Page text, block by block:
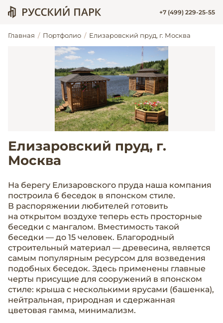
+7 (499) 229-25-55
Главная Портфолио Елизаровский пруд, г. Москва
Елизаровский пруд, г.
Москва
На берегу Елизаровского пруда наша компания
построила 6 беседок в японском стиле.
В распоряжении любителей готовить
на открытом воздухе теперь есть просторные
беседки с мангалом. Вместимость такой
беседки — до 15 человек. Благородный
строительный материал — древесина, является
самым популярным ресурсом для возведения
подобных беседок. Здесь применены главные
черты присущие для сооружений в японском
стиле: крыша с несколькими ярусами (башенка),
нейтральная, природная и сдержанная
цветовая гамма, минимализм.